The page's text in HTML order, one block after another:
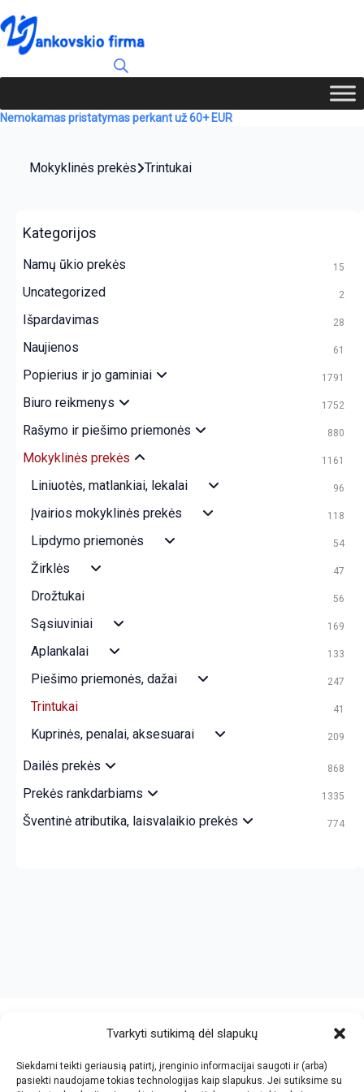
Tvarkyti sutikimą dėl slapukų
Siekdami teikti geriausią patirtį, įrenginio informacijai saugoti ir (arba)
pasiekti naudojame tokias technologijas kaip slapukus. Jei sutiksime su
Nemokamas pristatymas perkant už 60+ EUR
Mokyklinės prekės Trintukai
Kategorijos
Namų ūkio prekės 15
Uncategorized 2
Išpardavimas 28
Naujienos 61
Popierius ir jo gaminiai 1791
Biuro reikmenys 1752
Rašymo ir piešimo priemonės 880
Mokyklinės prekės 1161
Liniuotės, matlankiai, lekalai 96
Įvairios mokyklinės prekės 118
Lipdymo priemonės 54
Žirklės 47
Drožtukai 56
Sąsiuviniai 169
Aplankalai 133
Piešimo priemonės, dažai 247
Trintukai 41
Kuprinės, penalai, aksesuarai 209
Dailės prekės 868
Prekės rankdarbiams 1335
Šventinė atributika, laisvalaikio prekės 774
V. Jankovskio firma